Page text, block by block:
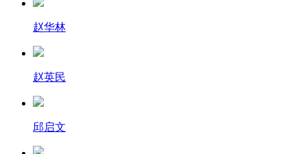
赵华林
赵英民
邱启文